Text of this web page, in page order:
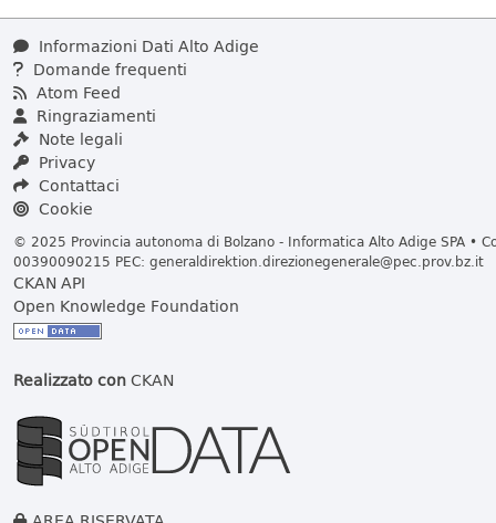
Informazioni Dati Alto Adige
Domande frequenti
Atom Feed
Ringraziamenti
Note legali
Privacy
Contattaci
Cookie
© 2025 Provincia autonoma di Bolzano - Informatica Alto Adige SPA •
00390090215 PEC: generaldirektion.direzionegenerale@pec.prov.bz.it
CKAN API
Open Knowledge Foundation
Realizzato conCKAN